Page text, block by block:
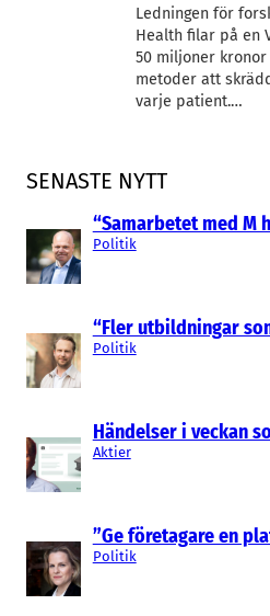
SENASTE NYTT
“Samarbetet med M
Politik
“Fler utbildningar
Politik
Händelser i veckan
Aktier
”Ge företagare en
Politik
Ledningen för
Health filar på en
50 miljoner
metoder att
varje patient.…